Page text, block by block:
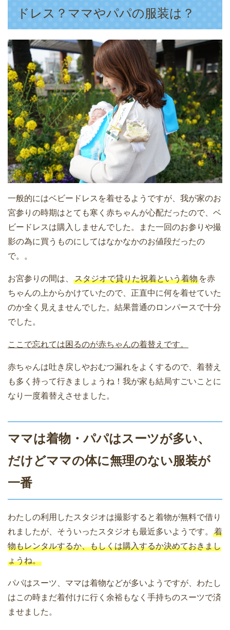
ドレス？ママやパパの服装は？
一般的にはベビードレスを着せるようですが、我が家のお
宮参りの時期はとても寒く赤ちゃんが心配だったので、ベ
ビードレスは購入しませんでした。また一回のお参りや撮
影の為に買うものにしてはなかなかのお値段だったの
で。。
お宮参りの間は、 スタジオで貸りた祝着という着物 を赤
ちゃんの上からかけていたので、正直中に何を着せていた
のか全く見えませんでした。結果普通のロンパースで十分
でした。
ここで忘れては困るのが赤ちゃんの着替えです。
赤ちゃんは吐き戻しやおむつ漏れをよくするので、着替え
も多く持って行きましょうね！我が家も結局すごいことに
なり一度着替えさせました。
ママは着物・パパはスーツが多い、
だけどママの体に無理のない服装が
一番
わたしの利用したスタジオは撮影すると着物が無料で借り
れましたが、そういったスタジオも最近多いようです。
着
物もレンタルするか、もしくは購入するか決めておきまし
ょうね。
パパはスーツ、ママは着物などが多いようですが、わたし
はこの時まだ着付けに行く余裕もなく手持ちのスーツで済
ませました。